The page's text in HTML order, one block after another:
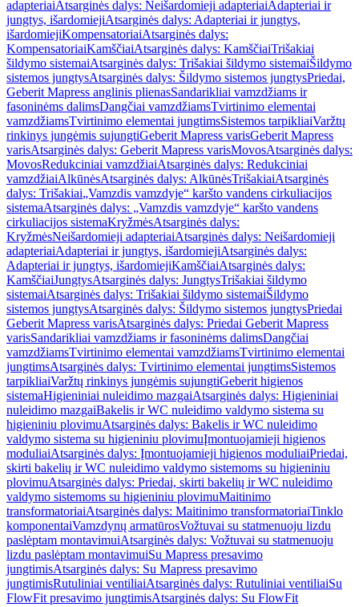
adapteriaiAtsarginės dalys: Neišardomieji adapteriaiAdapteriai ir
jungtys, išardomiejiAtsarginės dalys: Adapteriai ir jungtys,
išardomiejiKompensatoriaiAtsarginės dalys:
KompensatoriaiKamščiaiAtsarginės dalys: KamščiaiTrišakiai
šildymo sistemaiAtsarginės dalys: Trišakiai šildymo sistemaiŠildymo
sistemos jungtysAtsarginės dalys: Šildymo sistemos jungtysPriedai,
Geberit Mapress anglinis plienasSandarikliai vamzdžiams ir
fasoninėms dalimsDangčiai vamzdžiamsTvirtinimo elementai
vamzdžiamsTvirtinimo elementai jungtimsSistemos tarpikliaiVaržtų
rinkinys jungėmis sujungtiGeberit Mapress varisGeberit Mapress
varisAtsarginės dalys: Geberit Mapress varisMovosAtsarginės dalys:
MovosRedukciniai vamzdžiaiAtsarginės dalys: Redukciniai
vamzdžiaiAlkūnėsAtsarginės dalys: AlkūnėsTrišakiaiAtsarginės
dalys: Trišakiai„Vamzdis vamzdyje“ karšto vandens cirkuliacijos
sistemaAtsarginės dalys: „Vamzdis vamzdyje“ karšto vandens
cirkuliacijos sistemaKryžmėsAtsarginės dalys:
KryžmėsNeišardomieji adapteriaiAtsarginės dalys: Neišardomieji
adapteriaiAdapteriai ir jungtys, išardomiejiAtsarginės dalys:
Adapteriai ir jungtys, išardomiejiKamščiaiAtsarginės dalys:
KamščiaiJungtysAtsarginės dalys: JungtysTrišakiai šildymo
sistemaiAtsarginės dalys: Trišakiai šildymo sistemaiŠildymo
sistemos jungtysAtsarginės dalys: Šildymo sistemos jungtysPriedai
Geberit Mapress varisAtsarginės dalys: Priedai Geberit Mapress
varisSandarikliai vamzdžiams ir fasoninėms dalimsDangčiai
vamzdžiamsTvirtinimo elementai vamzdžiamsTvirtinimo elementai
jungtimsAtsarginės dalys: Tvirtinimo elementai jungtimsSistemos
tarpikliaiVaržtų rinkinys jungėmis sujungtiGeberit higienos
sistemaHigieniniai nuleidimo mazgaiAtsarginės dalys: Higieniniai
nuleidimo mazgaiBakelis ir WC nuleidimo valdymo sistema su
higieniniu plovimuAtsarginės dalys: Bakelis ir WC nuleidimo
valdymo sistema su higieniniu plovimuĮmontuojamieji higienos
moduliaiAtsarginės dalys: Įmontuojamieji higienos moduliaiPriedai,
skirti bakelių ir WC nuleidimo valdymo sistemoms su higieniniu
plovimuAtsarginės dalys: Priedai, skirti bakelių ir WC nuleidimo
valdymo sistemoms su higieniniu plovimuMaitinimo
transformatoriaiAtsarginės dalys: Maitinimo transformatoriaiTinklo
komponentaiVamzdynų armatūrosVožtuvai su statmenuoju lizdu
paslėptam montavimuiAtsarginės dalys: Vožtuvai su statmenuoju
lizdu paslėptam montavimuiSu Mapress presavimo
jungtimisAtsarginės dalys: Su Mapress presavimo
jungtimisRutuliniai ventiliaiAtsarginės dalys: Rutuliniai ventiliaiSu
FlowFit presavimo jungtimisAtsarginės dalys: Su FlowFit